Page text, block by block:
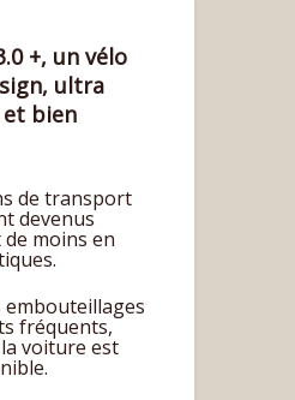
+, un vélo
ultra
bien
de transport
devenus
moins en
embouteillages
fréquents,
la voiture est